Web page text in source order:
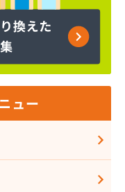
田主丸営業所
ュー